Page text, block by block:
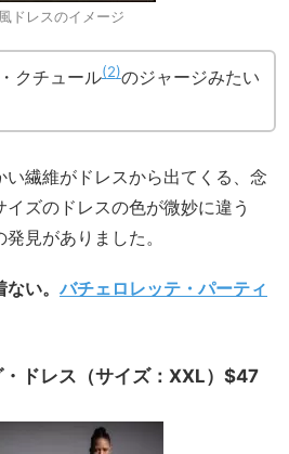
ドレスのイメージ
クチュール 2 のジャージみたい
繊維がドレスから出てくる、念
ズのドレスの色が微妙に違う
見がありました。
ない。バチェロレッテ・パーティ
ドレス（サイズ：XXL）$47